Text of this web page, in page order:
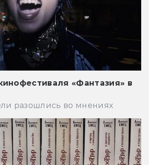
«Фантазия» в
разошлись во мнениях